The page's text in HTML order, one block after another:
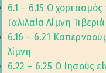
6.1 – 6.15 Ο
Γαλιλαία Λίμνη
6.16 – 6.21
λίμνη
6.22 – 6.25 Ο Ιησούς